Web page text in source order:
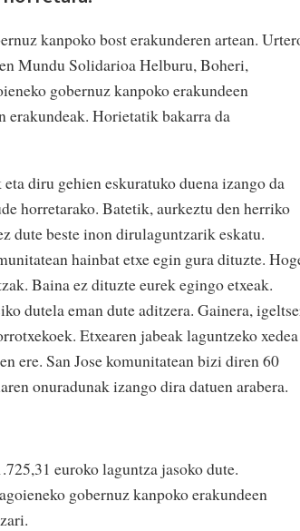
kanpoko bost erakunderen artean.
Mundu Solidarioa Helburu, Boheri,
gobernuz kanpoko erakundeen
erakundeak. Horietatik bakarra da
diru gehien eskuratuko duena izango da
horretarako. Batetik, aurkeztu den herriko
dute beste inon dirulaguntzarik eskatu.
hainbat etxe egin gura dituzte.
Baina ez dituzte eurek egingo etxeak.
dutela eman dute aditzera. Gainera,
Etxearen jabeak laguntzeko xedea
ere. San Jose komunitatean bizi diren 60
onuradunak izango dira datuen arabera.
euroko laguntza jasoko dute.
gobernuz kanpoko erakundeen